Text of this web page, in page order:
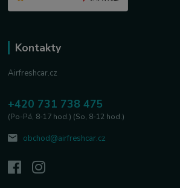
Kontakty
Airfreshcar.cz
+420 731 738 475
(Po-Pá, 8-17 hod.) (So, 8-12 hod.)
obchod@airfreshcar.cz